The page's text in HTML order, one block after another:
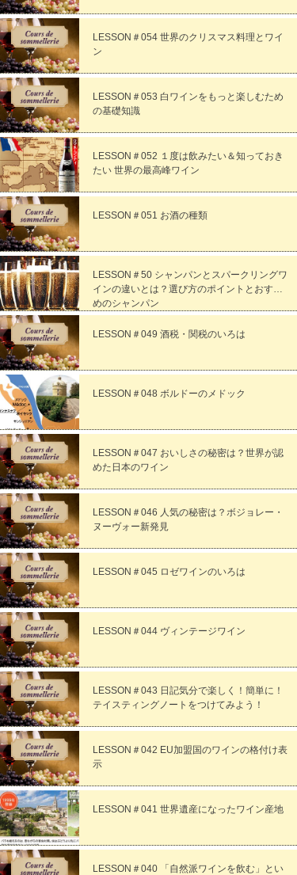
LESSON＃054 世界のクリスマス料理とワイ
ン
LESSON＃053 白ワインをもっと楽しむため
の基礎知識
LESSON＃052 １度は飲みたい＆知っておき
たい 世界の最高峰ワイン
LESSON＃051 お酒の種類
LESSON＃50 シャンパンとスパークリングワ
インの違いとは？選び方のポイントとおすす
めのシャンパン
LESSON＃049 酒税・関税のいろは
LESSON＃048 ボルドーのメドック
LESSON＃047 おいしさの秘密は？世界が認
めた日本のワイン
LESSON＃046 人気の秘密は？ボジョレー・
ヌーヴォー新発見
LESSON＃045 ロゼワインのいろは
LESSON＃044 ヴィンテージワイン
LESSON＃043 日記気分で楽しく！簡単に！
テイスティングノートをつけてみよう！
LESSON＃042 EU加盟国のワインの格付け表
示
LESSON＃041 世界遺産になったワイン産地
LESSON＃040 「自然派ワインを飲む」とい